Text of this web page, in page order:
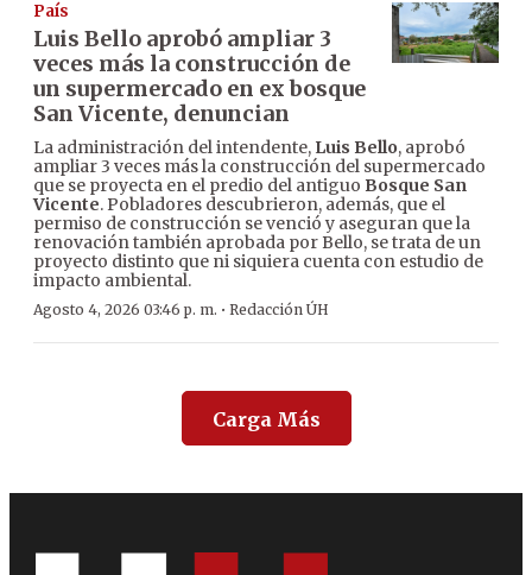
País
Luis Bello aprobó ampliar 3
veces más la construcción de
un supermercado en ex bosque
San Vicente, denuncian
La administración del intendente, Luis Bello, aprobó
ampliar 3 veces más la construcción del supermercado
que se proyecta en el predio del antiguo Bosque San
Vicente. Pobladores descubrieron, además, que el
permiso de construcción se venció y aseguran que la
renovación también aprobada por Bello, se trata de un
proyecto distinto que ni siquiera cuenta con estudio de
impacto ambiental.
Agosto 4, 2026 03:46 p. m. · Redacción ÚH
Carga Más